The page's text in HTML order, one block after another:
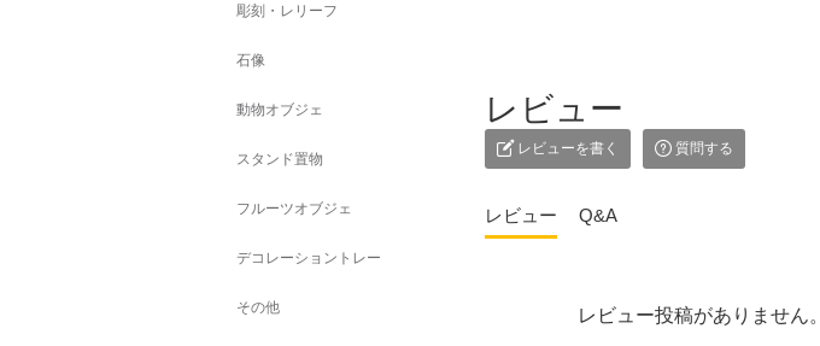
彫刻・レリーフ
石像
動物オブジェ
スタンド置物
フルーツオブジェ
デコレーショントレー
その他
レビュー
レビューを書く 質問する
レビュー Q&A
レビュー投稿がありません。